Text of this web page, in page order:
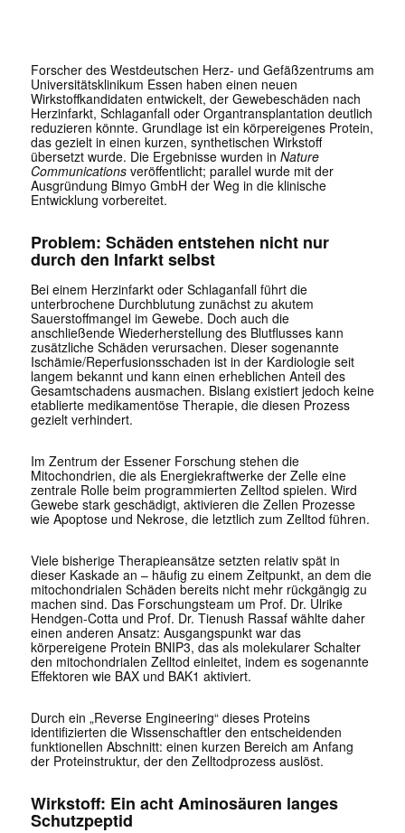
Forscher des Westdeutschen Herz- und Gefäßzentrums am
Universitätsklinikum Essen haben einen neuen
Wirkstoffkandidaten entwickelt, der Gewebeschäden nach
Herzinfarkt, Schlaganfall oder Organtransplantation deutlich
reduzieren könnte. Grundlage ist ein körpereigenes Protein,
das gezielt in einen kurzen, synthetischen Wirkstoff
übersetzt wurde. Die Ergebnisse wurden in Nature
Communicationsveröffentlicht; parallel wurde mit der
Ausgründung Bimyo GmbH der Weg in die klinische
Entwicklung vorbereitet.
Problem: Schäden entstehen nicht nur
durch den Infarkt selbst
Bei einem Herzinfarkt oder Schlaganfall führt die
unterbrochene Durchblutung zunächst zu akutem
Sauerstoffmangel im Gewebe. Doch auch die
anschließende Wiederherstellung des Blutflusses kann
zusätzliche Schäden verursachen. Dieser sogenannte
Ischämie/Reperfusionsschaden ist in der Kardiologie seit
langem bekannt und kann einen erheblichen Anteil des
Gesamtschadens ausmachen. Bislang existiert jedoch keine
etablierte medikamentöse Therapie, die diesen Prozess
gezielt verhindert.
Im Zentrum der Essener Forschung stehen die
Mitochondrien, die als Energiekraftwerke der Zelle eine
zentrale Rolle beim programmierten Zelltod spielen. Wird
Gewebe stark geschädigt, aktivieren die Zellen Prozesse
wie Apoptose und Nekrose, die letztlich zum Zelltod führen.
Viele bisherige Therapieansätze setzten relativ spät in
dieser Kaskade an – häufig zu einem Zeitpunkt, an dem die
mitochondrialen Schäden bereits nicht mehr rückgängig zu
machen sind. Das Forschungsteam um Prof. Dr. Ulrike
Hendgen-Cotta und Prof. Dr. Tienush Rassaf wählte daher
einen anderen Ansatz: Ausgangspunkt war das
körpereigene Protein BNIP3, das als molekularer Schalter
den mitochondrialen Zelltod einleitet, indem es sogenannte
Effektoren wie BAX und BAK1 aktiviert.
Durch ein „Reverse Engineering“ dieses Proteins
identifizierten die Wissenschaftler den entscheidenden
funktionellen Abschnitt: einen kurzen Bereich am Anfang
der Proteinstruktur, der den Zelltodprozess auslöst.
Wirkstoff: Ein acht Aminosäuren langes
Schutzpeptid